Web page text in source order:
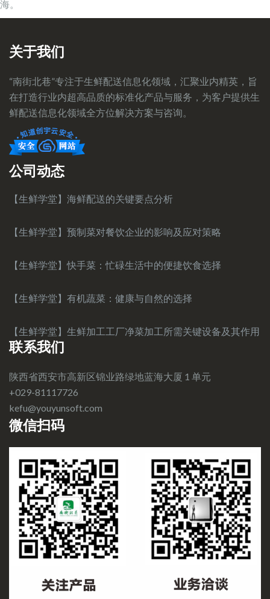
海。
关于我们
“南街北巷”专注于生鲜配送信息化领域，汇聚业内精英，旨
在打造行业内超高品质的标准化产品与服务，为客户提供生
鲜配送信息化领域全方位解决方案与咨询。
公司动态
【生鲜学堂】海鲜配送的关键要点分析
【生鲜学堂】预制菜对餐饮企业的影响及应对策略
【生鲜学堂】快手菜：忙碌生活中的便捷饮食选择
【生鲜学堂】有机蔬菜：健康与自然的选择
【生鲜学堂】生鲜加工工厂净菜加工所需关键设备及其作用
联系我们
陕西省西安市高新区锦业路绿地蓝海大厦 1 单元
+029-81117726
kefu@youyunsoft.com‍
微信扫码